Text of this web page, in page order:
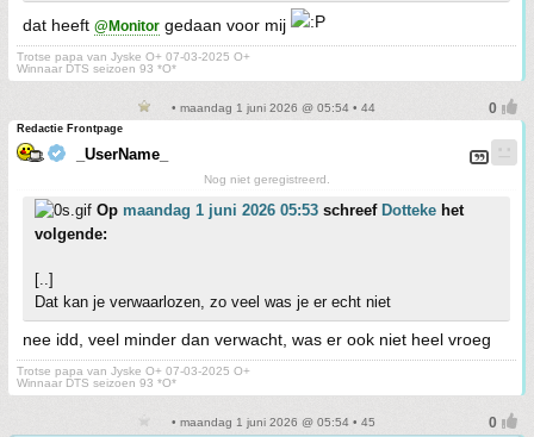
dat heeft @Monitor gedaan voor mij
Trotse papa van Jyske O+ 07-03-2025 O+
Winnaar DTS seizoen 93 *O*
• maandag 1 juni 2026 @ 05:54 • 44
Redactie Frontpage
_UserName_
Nog niet geregistreerd.
Op maandag 1 juni 2026 05:53 schreef Dotteke het
volgende:
[..]
Dat kan je verwaarlozen, zo veel was je er echt niet
nee idd, veel minder dan verwacht, was er ook niet heel vroeg
Trotse papa van Jyske O+ 07-03-2025 O+
Winnaar DTS seizoen 93 *O*
• maandag 1 juni 2026 @ 05:54 • 45